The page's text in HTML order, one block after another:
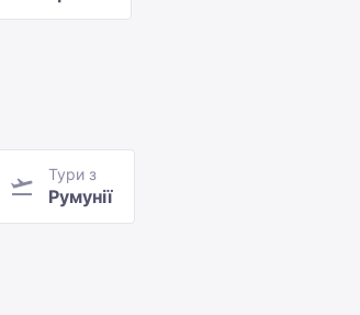
Тури з
Румунії